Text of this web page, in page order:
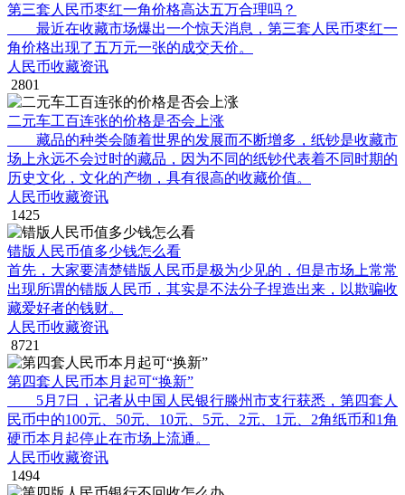
第三套人民币枣红一角价格高达五万合理吗？
最近在收藏市场爆出一个惊天消息，第三套人民币枣红一
角价格出现了五万元一张的成交天价。
人民币收藏资讯
2801
二元车工百连张的价格是否会上涨
藏品的种类会随着世界的发展而不断增多，纸钞是收藏市
场上永远不会过时的藏品，因为不同的纸钞代表着不同时期的
历史文化，文化的产物，具有很高的收藏价值。
人民币收藏资讯
1425
错版人民币值多少钱怎么看
首先，大家要清楚错版人民币是极为少见的，但是市场上常常
出现所谓的错版人民币，其实是不法分子捏造出来，以欺骗收
藏爱好者的钱财。
人民币收藏资讯
8721
第四套人民币本月起可“换新”
5月7日，记者从中国人民银行滕州市支行获悉，第四套人
民币中的100元、50元、10元、5元、2元、1元、2角纸币和1角
硬币本月起停止在市场上流通。
人民币收藏资讯
1494